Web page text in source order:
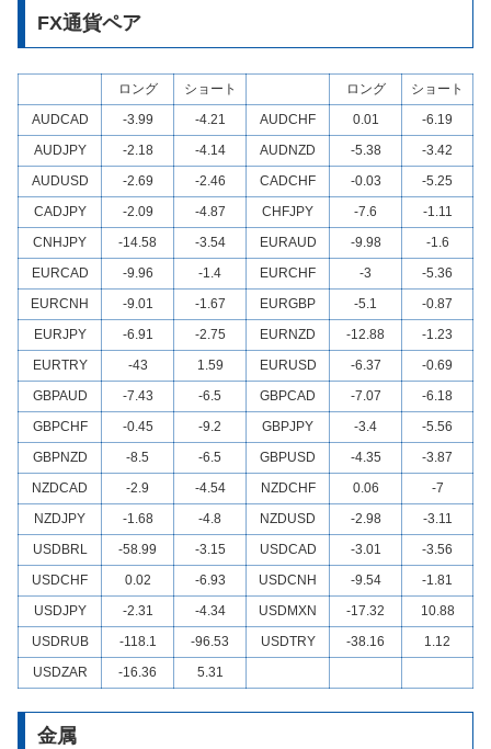
FX通貨ペア
ロング ショート ロング
ショート
AUDCAD
-3.99 -4.21 AUDCHF 0.01
-6.19
AUDJPY
-2.18 -4.14 AUDNZD -5.38
-3.42
AUDUSD
-2.69 -2.46 CADCHF -0.03
-5.25
CADJPY
-2.09 -4.87 CHFJPY -7.6
-1.11
CNHJPY
-14.58 -3.54 EURAUD -9.98
-1.6
EURCAD
-9.96 -1.4 EURCHF -3
-5.36
EURCNH
-9.01 -1.67 EURGBP -5.1
-0.87
EURJPY
-6.91 -2.75 EURNZD -12.88
-1.23
EURTRY
-43 1.59 EURUSD -6.37
-0.69
GBPAUD
-7.43 -6.5 GBPCAD -7.07
-6.18
GBPCHF
-0.45 -9.2 GBPJPY -3.4
-5.56
GBPNZD
-8.5 -6.5 GBPUSD -4.35
-3.87
NZDCAD
-2.9 -4.54 NZDCHF 0.06
-7
NZDJPY
-1.68 -4.8 NZDUSD -2.98
-3.11
USDBRL
-58.99 -3.15 USDCAD -3.01
-3.56
USDCHF
0.02 -6.93 USDCNH -9.54
-1.81
USDJPY
-2.31 -4.34 USDMXN -17.32
10.88
USDRUB
-118.1 -96.53 USDTRY -38.16
1.12
USDZAR
-16.36 5.31
金属